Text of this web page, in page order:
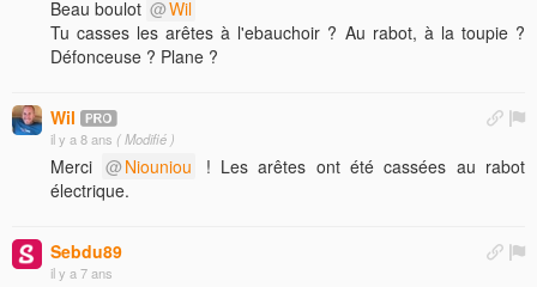
Beau boulot
Wil
Tu casses les arêtes à l'ebauchoir ? Au rabot, à la toupie ?
Défonceuse ? Plane ?
Wil
il y a 8 ans ( Modifié )
Merci Niouniou
! Les arêtes ont été cassées au rabot
électrique.
Sebdu89
il y a 7 ans